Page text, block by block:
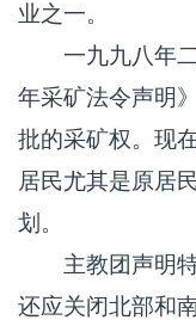
业之一。
一九九八年二
年采矿法令声明
批的采矿权。现
居民尤其是原居
划。
主教团声明特
还应关闭北部和